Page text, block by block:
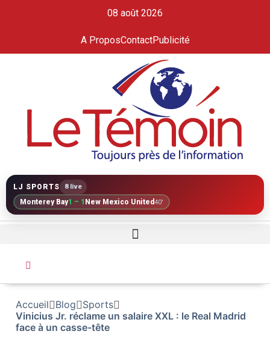
08 août 2026
A ProposContactPublicité
LJ SPORTS 8 live
Monterey Bay1 – 1 New Mexico United40'
Accueil Blog
Sports
Vinicius Jr. réclame un salaire XXL : le Real Madrid
face à un casse-tête